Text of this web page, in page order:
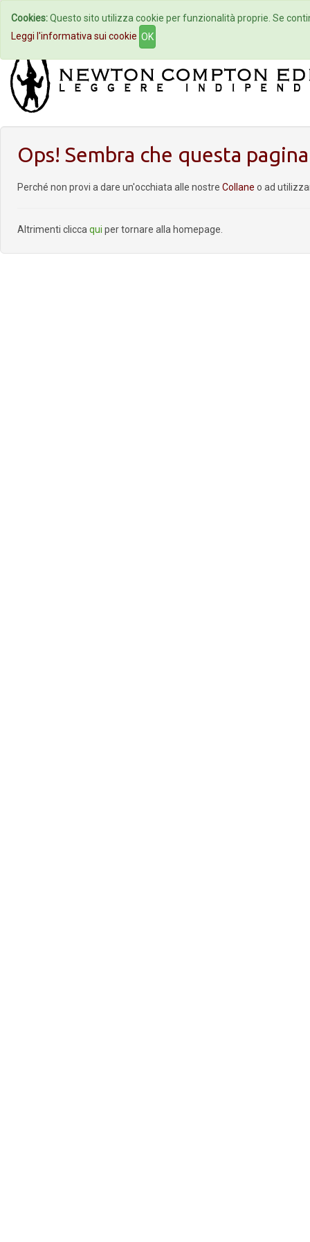
Home Autori Eventi
Ops! Sembra che questa
Perché non provi a dare un'occhiata alle nostre Collane o ad
Altrimenti clicca qui per tornare alla homepage.
Cookies:Questo sito utilizza cookie per funzionalità proprie. Se
Leggi l'informativa sui cookie OK